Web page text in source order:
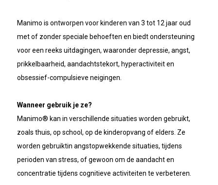
Manimo is ontworpen voor kinderen van 3 tot 12 jaar oud
met of zonder speciale behoeften en biedt ondersteuning
voor een reeks uitdagingen, waaronder depressie, angst,
prikkelbaarheid, aandachtstekort, hyperactiviteit en
obsessief-compulsieve neigingen.
Wanneer gebruik je ze?
Manimo® kan in verschillende situaties worden gebruikt,
zoals thuis, op school, op de kinderopvang of elders. Ze
worden gebruiktin angstopwekkende situaties, tijdens
perioden van stress, of gewoon om de aandacht en
concentratie tijdens cognitieve activiteiten te verbeteren.